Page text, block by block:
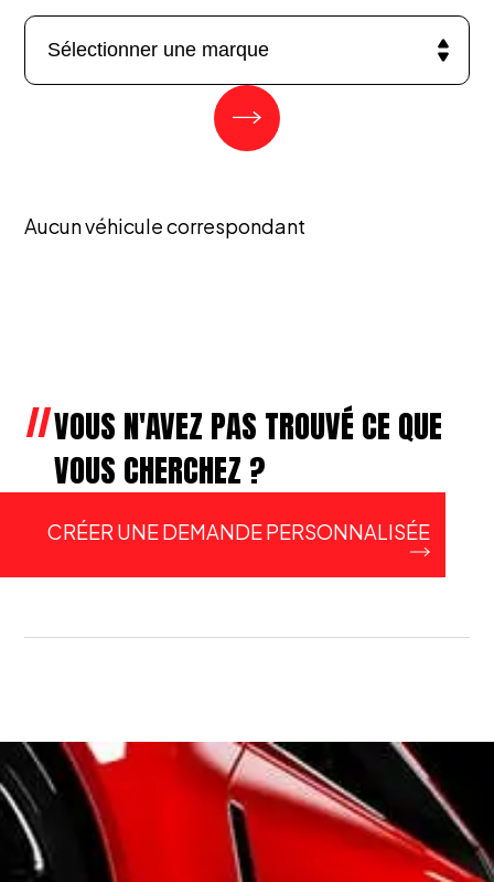
Aucun véhicule correspondant
VOUS N'AVEZ PAS TROUVÉ CE QUE
VOUS CHERCHEZ ?
CRÉER UNE DEMANDE PERSONNALISÉE